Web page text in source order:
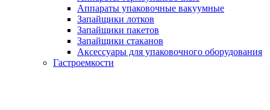
Аппараты упаковочные вакуумные
Запайщики лотков
Запайщики пакетов
Запайщики стаканов
Аксессуары для упаковочного оборудования
Гастроемкости